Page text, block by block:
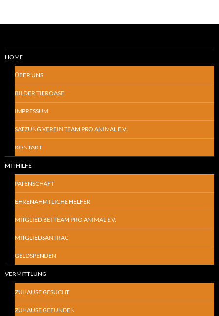
HOME
ÜBER UNS
BILDER TIEROASE
IMPRESSUM
SATZUNG VEREIN TEAM PRO ANIMAL E.V.
KONTAKT
MITHILFE
PATENSCHAFT
EHRENAHMTLICHE HELFER
MITGLIED BEI TEAM PRO ANIMAL E.V.
MITGLIEDSANTRAG
GELDSPENDEN
VERMITTLUNG
ZUHAUSE GESUCHT
ZUHAUSE GEFUNDEN